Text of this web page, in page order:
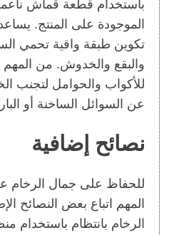
باستخدام قطعة قماش
الموجودة على المنتج.
تكوين طبقة واقية تحمي
والبقع والخدوش. من المهم
للأكواب والحوامل لتجنب
عن السوائل الساخنة أو
نصائح إضافية
للحفاظ على جمال الرخام
المهم اتباع بعض النصائح
الرخام بانتظام